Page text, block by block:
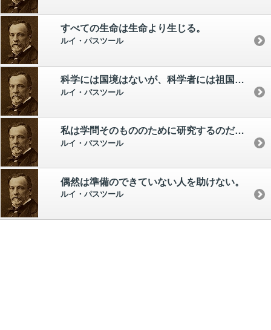
すべての生命は生命より生じる。
ルイ・パスツール
科学には国境はないが、科学者には祖国がある
ルイ・パスツール
私は学問そのもののために研究するのだ。 金を儲けるためにするのではない。
ルイ・パスツール
偶然は準備のできていない人を助けない。
ルイ・パスツール